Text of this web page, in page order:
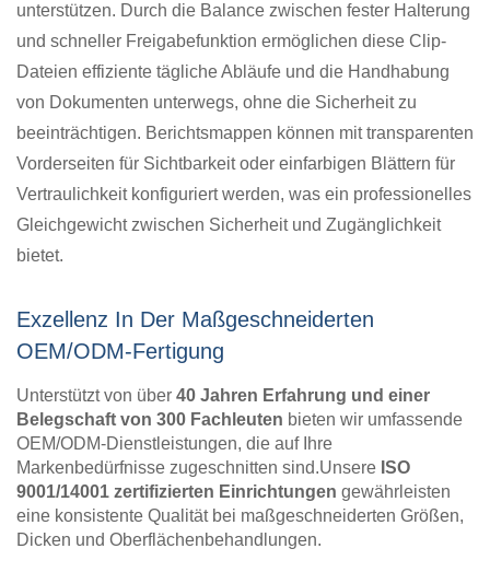
unterstützen. Durch die Balance zwischen fester Halterung
und schneller Freigabefunktion ermöglichen diese Clip-
Dateien effiziente tägliche Abläufe und die Handhabung
von Dokumenten unterwegs, ohne die Sicherheit zu
beeinträchtigen. Berichtsmappen können mit transparenten
Vorderseiten für Sichtbarkeit oder einfarbigen Blättern für
Vertraulichkeit konfiguriert werden, was ein professionelles
Gleichgewicht zwischen Sicherheit und Zugänglichkeit
bietet.
Exzellenz In Der Maßgeschneiderten
OEM/ODM-Fertigung
Unterstützt von über 40 Jahren Erfahrung und einer
Belegschaft von 300 Fachleuten bieten wir umfassende
OEM/ODM-Dienstleistungen, die auf Ihre
Markenbedürfnisse zugeschnitten sind.Unsere ISO
9001/14001 zertifizierten Einrichtungen gewährleisten
eine konsistente Qualität bei maßgeschneiderten Größen,
Dicken und Oberflächenbehandlungen.